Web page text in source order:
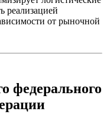
реализацией
от рыночной
федерального